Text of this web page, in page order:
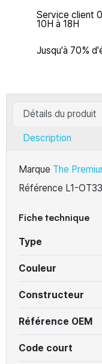
Service client
10H à 18H
Jusqu'à 70%
Détails du produit
Description
Marque The
Référence L1-
Fiche technique
Type
Couleur
Constructeur
Référence OEM
Code court